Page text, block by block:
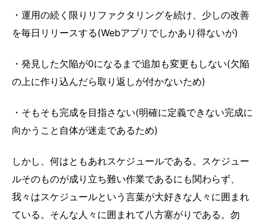
・運用の続く限りリファクタリングを続け、少しの改善
を毎日リリースする(Webアプリでしかあり得ないが)
・発見した欠陥が0になるまで追加も変更もしない(欠陥
の上に作り込んだら取り返しが付かないため)
・そもそも完成を目指さない(明確に定義できない完成に
向かうこと自体が迷走であるため)
しかし、何はともあれスケジュールである。スケジュー
ルそのものが成り立ち難い作業であるにも関わらず、
我々はスケジュールという言葉が大好きな人々に囲まれ
ている。そんな人々に囲まれて八方塞がりである。勿